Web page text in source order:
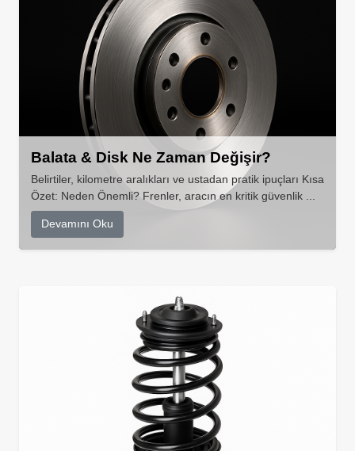
Balata & Disk Ne Zaman Değişir?
Belirtiler, kilometre aralıkları ve ustadan pratik ipuçları Kısa
Özet: Neden Önemli? Frenler, aracın en kritik güvenlik ...
Devamını Oku